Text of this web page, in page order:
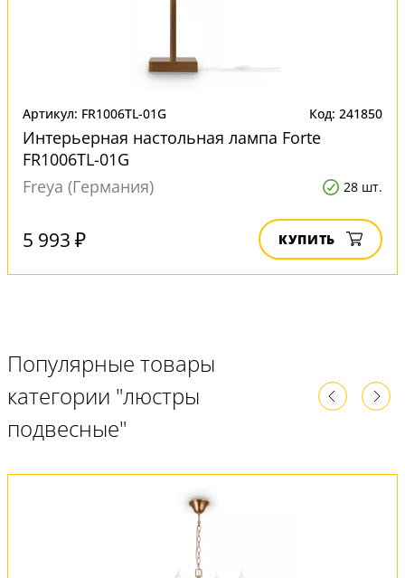
Артикул: FR1006TL-01G Код: 241850
Интерьерная настольная лампа Forte
FR1006TL-01G
Freya (Германия)
28 шт.
5 993 ₽ КУПИТЬ
Популярные товары
категории "люстры
подвесные"